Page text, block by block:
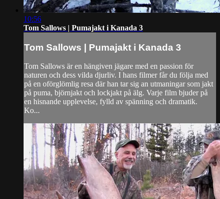
10:56
Tom Sallows | Pumajakt i Kanada 3
Tom Sallows | Pumajakt i Kanada 3
Tom Sallows är en hängiven jägare med en passion för
naturen och dess vilda djurliv. I hans filmer får du följa med
på en oförglömlig resa där han tar sig an utmaningar som jakt
på puma, björnjakt och lockjakt på älg. Varje film bjuder på
en hisnande upplevelse, fylld av spänning och dramatik.
Ko...